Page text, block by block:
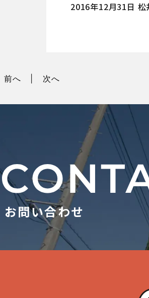
2016年12月31日 松
前へ 次へ
お問い合わせ